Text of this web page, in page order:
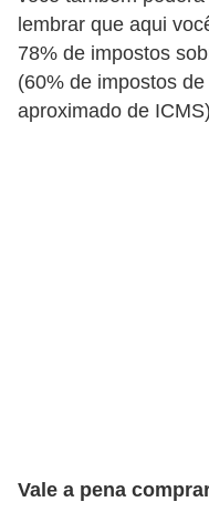
lembrar que aqui
78% de impostos
(60% de impostos
aproximado de
Vale a pena
e
a
c
e
d